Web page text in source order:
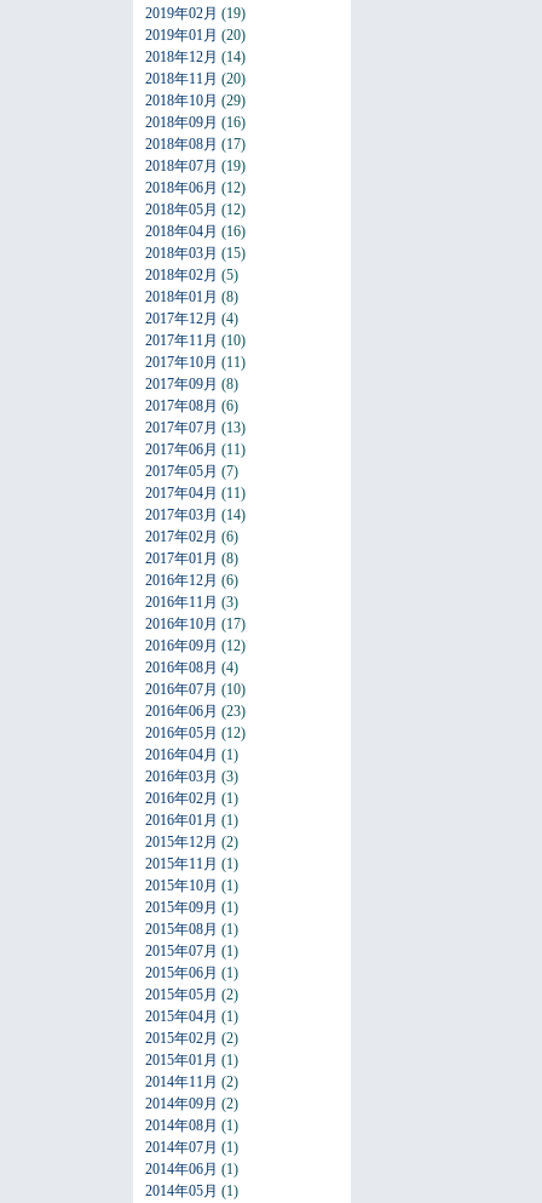
2019年02月 (19)
2019年01月 (20)
2018年12月 (14)
2018年11月 (20)
2018年10月 (29)
2018年09月 (16)
2018年08月 (17)
2018年07月 (19)
2018年06月 (12)
2018年05月 (12)
2018年04月 (16)
2018年03月 (15)
2018年02月 (5)
2018年01月 (8)
2017年12月 (4)
2017年11月 (10)
2017年10月 (11)
2017年09月 (8)
2017年08月 (6)
2017年07月 (13)
2017年06月 (11)
2017年05月 (7)
2017年04月 (11)
2017年03月 (14)
2017年02月 (6)
2017年01月 (8)
2016年12月 (6)
2016年11月 (3)
2016年10月 (17)
2016年09月 (12)
2016年08月 (4)
2016年07月 (10)
2016年06月 (23)
2016年05月 (12)
2016年04月 (1)
2016年03月 (3)
2016年02月 (1)
2016年01月 (1)
2015年12月 (2)
2015年11月 (1)
2015年10月 (1)
2015年09月 (1)
2015年08月 (1)
2015年07月 (1)
2015年06月 (1)
2015年05月 (2)
2015年04月 (1)
2015年02月 (2)
2015年01月 (1)
2014年11月 (2)
2014年09月 (2)
2014年08月 (1)
2014年07月 (1)
2014年06月 (1)
2014年05月 (1)